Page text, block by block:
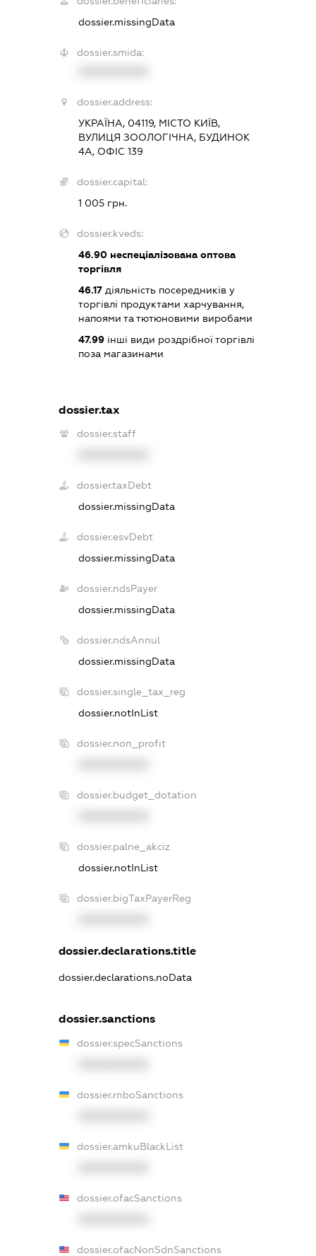
dossier.missingData
dossier.smida:
dossier.address:
УКРАЇНА, 04119, МІСТО КИЇВ,
ВУЛИЦЯ ЗООЛОГІЧНА, БУДИНОК
4А, ОФІС 139
dossier.capital:
1 005 грн.
dossier.kveds:
46.90неспеціалізована оптова
торгівля
46.17діяльність посередників у
торгівлі продуктами харчування,
напоями та тютюновими виробами
47.99інші види роздрібної торгівлі
поза магазинами
dossier.tax
dossier.staff
dossier.taxDebt
dossier.missingData
dossier.esvDebt
dossier.missingData
dossier.ndsPayer
dossier.missingData
dossier.ndsAnnul
dossier.missingData
dossier.single_tax_reg
dossier.notInList
dossier.non_profit
dossier.budget_dotation
dossier.palne_akciz
dossier.notInList
dossier.bigTaxPayerReg
dossier.declarations.title
dossier.declarations.noData
dossier.sanctions
dossier.specSanctions
dossier.rnboSanctions
dossier.amkuBlackList
dossier.ofacSanctions
dossier.ofacNonSdnSanctions